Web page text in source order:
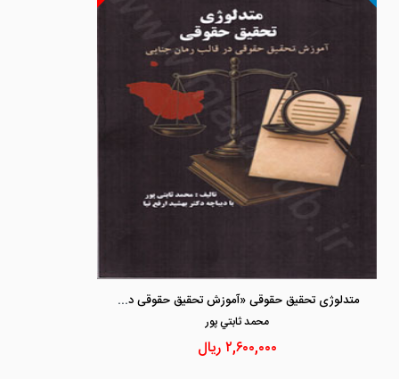
متدلوژی تحقیق حقوقی «آموزش تحقیق حقوقی در قالب رمان جنایی»
محمد ثابتي پور
۲,۶۰۰,۰۰۰ریال